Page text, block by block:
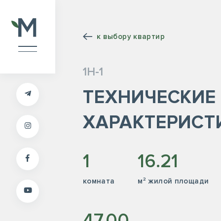
к выбору квартир
1Н-1
ТЕХНИЧЕСКИЕ
1
комната
16.21
м² жилой площади